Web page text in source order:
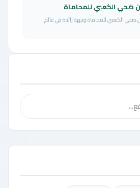
ضحي الكعبي للمحاماة
الكعبي للمحاماة وجهة رائدة في عالم